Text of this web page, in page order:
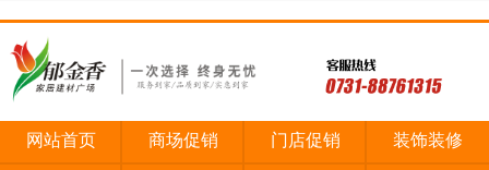
网站首页 商场促销 门店促销 装饰装修